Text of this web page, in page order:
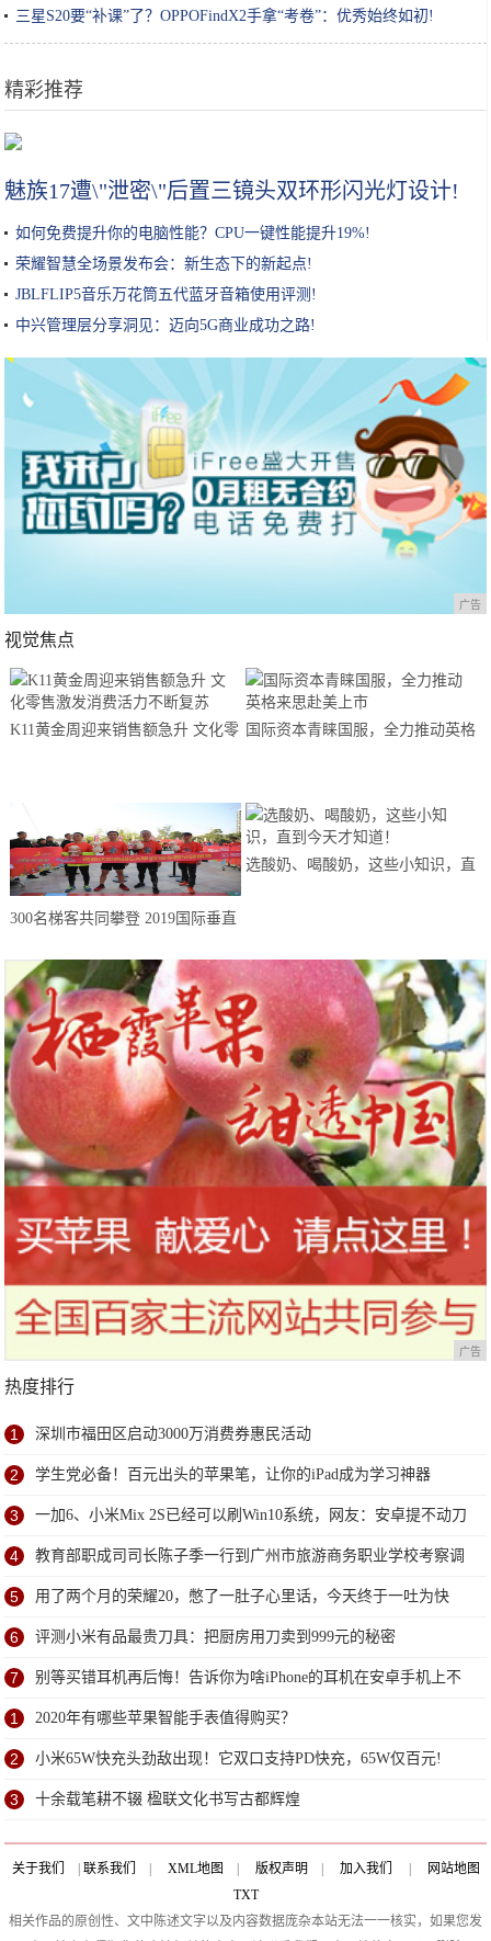
三星S20要“补课”了？OPPOFindX2手拿“考卷”：优秀始终如初!
精彩推荐
魅族17遭\"泄密\"后置三镜头双环形闪光灯设计!
如何免费提升你的电脑性能？CPU一键性能提升19%!
荣耀智慧全场景发布会：新生态下的新起点!
JBLFLIP5音乐万花筒五代蓝牙音箱使用评测!
中兴管理层分享洞见：迈向5G商业成功之路!
广告
视觉焦点
K11黄金周迎来销售额急升 文化零
国际资本青睐国服，全力推动英格
300名梯客共同攀登 2019国际垂直
站欢乐开跑
选酸奶、喝酸奶，这些小知识，直
广告
热度排行
1 深圳市福田区启动3000万消费券惠民活动
2 学生党必备！百元出头的苹果笔，让你的iPad成为学习神器
3 一加6、小米Mix 2S已经可以刷Win10系统，网友：安卓提不动刀
了？
4 教育部职成司司长陈子季一行到广州市旅游商务职业学校考察调
研
5 用了两个月的荣耀20，憋了一肚子心里话，今天终于一吐为快
6 评测小米有品最贵刀具：把厨房用刀卖到999元的秘密
7 别等买错耳机再后悔！告诉你为啥iPhone的耳机在安卓手机上不
能用
1 2020年有哪些苹果智能手表值得购买？
2 小米65W快充头劲敌出现！它双口支持PD快充，65W仅百元!
3 十余载笔耕不辍 楹联文化书写古都辉煌
关于我们 联系我们 XML地图 版权声明 加入我们
网站地图
TXT
相关作品的原创性、文中陈述文字以及内容数据庞杂本站无法一一核实，如果您发